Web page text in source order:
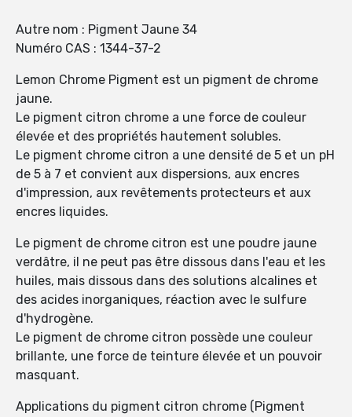
Autre nom : Pigment Jaune 34
Numéro CAS : 1344-37-2
Lemon Chrome Pigment est un pigment de chrome
jaune.
Le pigment citron chrome a une force de couleur
élevée et des propriétés hautement solubles.
Le pigment chrome citron a une densité de 5 et un pH
de 5 à 7 et convient aux dispersions, aux encres
d'impression, aux revêtements protecteurs et aux
encres liquides.
Le pigment de chrome citron est une poudre jaune
verdâtre, il ne peut pas être dissous dans l'eau et les
huiles, mais dissous dans des solutions alcalines et
des acides inorganiques, réaction avec le sulfure
d'hydrogène.
Le pigment de chrome citron possède une couleur
brillante, une force de teinture élevée et un pouvoir
masquant.
Applications du pigment citron chrome (Pigment